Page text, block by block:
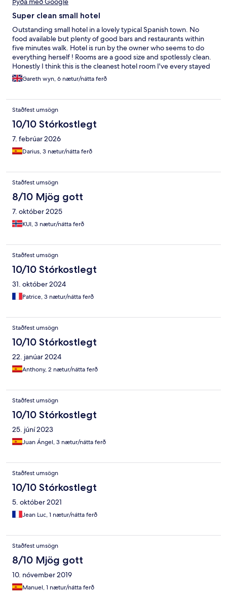
Super clean small hotel
Outstanding small hotel in a lovely typical Spanish town. No
food available but plenty of good bars and restaurants within
five minutes walk. Hotel is run by the owner who seems to do
everything herself ! Rooms are a good size and spotlessly clean.
Honestly I think this is the cleanest hotel room I've every stayed
in. We stayed for 6 nights house hunting and the hotel was an
ideal base.
Gareth wyn, 6 nætur/nátta ferð
Staðfest umsögn
10/10 Stórkostlegt
7. febrúar 2026
Darius, 3 nætur/nátta ferð
Staðfest umsögn
8/10 Mjög gott
7. október 2025
KUI, 3 nætur/nátta ferð
Staðfest umsögn
10/10 Stórkostlegt
31. október 2024
Patrice, 3 nætur/nátta ferð
Staðfest umsögn
10/10 Stórkostlegt
22. janúar 2024
Anthony, 2 nætur/nátta ferð
Staðfest umsögn
10/10 Stórkostlegt
25. júní 2023
Juan Ángel, 3 nætur/nátta ferð
Staðfest umsögn
10/10 Stórkostlegt
5. október 2021
Jean Luc, 1 nætur/nátta ferð
Staðfest umsögn
8/10 Mjög gott
10. nóvember 2019
Manuel, 1 nætur/nátta ferð